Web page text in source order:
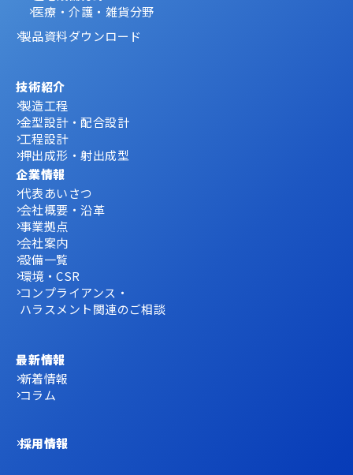
医療・介護・雑貨分野
製品資料ダウンロード
技術紹介
製造工程
金型設計・配合設計
工程設計
押出成形・射出成型
企業情報
代表あいさつ
会社概要・沿革
事業拠点
会社案内
設備一覧
環境・CSR
コンプライアンス・
ハラスメント関連のご相談
最新情報
新着情報
コラム
採用情報